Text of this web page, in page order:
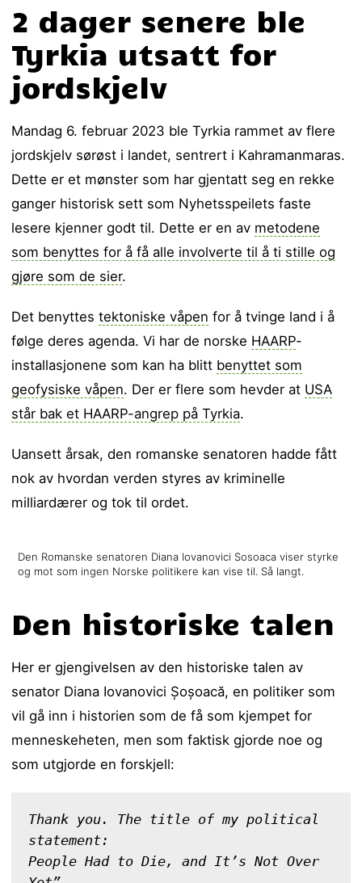
2 dager senere ble
Tyrkia utsatt for
jordskjelv
Mandag 6. februar 2023 ble Tyrkia rammet av flere
jordskjelv sørøst i landet, sentrert i Kahramanmaras.
Dette er et mønster som har gjentatt seg en rekke
ganger historisk sett som Nyhetsspeilets faste
lesere kjenner godt til. Dette er en av metodene
som benyttes for å få alle involverte til å ti stille og
gjøre som de sier.
Det benyttestektoniske våpen for å tvinge land i å
følge deres agenda. Vi har de norske HAARP-
installasjonene som kan ha blitt benyttet som
geofysiske våpen. Der er flere som hevder at USA
står bak et HAARP-angrep på Tyrkia.
Uansett årsak, den romanske senatoren hadde fått
nok av hvordan verden styres av kriminelle
milliardærer og tok til ordet.
Den Romanske senatoren Diana Iovanovici Sosoaca viser styrke
og mot som ingen Norske politikere kan vise til. Så langt.
Den historiske talen
Her er gjengivelsen av den historiske talen av
senator Diana Iovanovici Șoșoacă, en politiker som
vil gå inn i historien som de få som kjempet for
menneskeheten, men som faktisk gjorde noe og
som utgjorde en forskjell:
Thank you. The title of my political
statement:
People Had to Die, and It’s Not Over